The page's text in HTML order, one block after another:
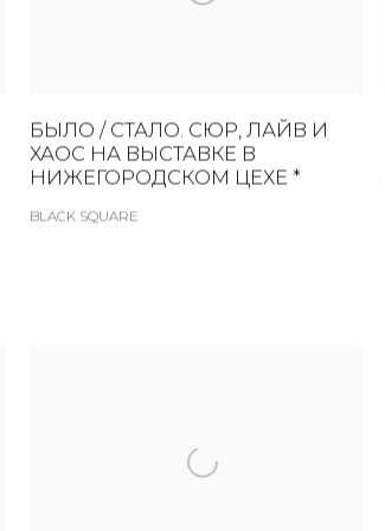
БЫЛО / СТАЛО. СЮР, ЛАЙВ И
ХАОС НА ВЫСТАВКЕ В
НИЖЕГОРОДСКОМ ЦЕХЕ *
BLACK SQUARE